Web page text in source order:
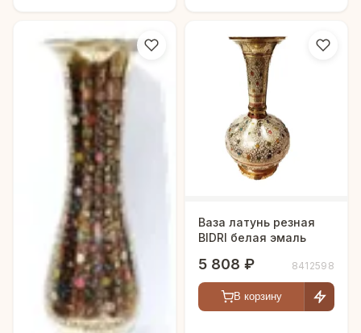
Ваза латунь резная
BIDRI белая эмаль
5 808 ₽ 8412598
В корзину